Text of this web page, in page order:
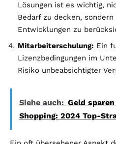
Lösungen ist es wichtig,
Bedarf zu decken,
Entwicklungen zu
Mitarbeiterschulung: Ein
Lizenzbedingungen im
Risiko unbeabsichtigter
Siehe auch: Geld
Shopping: 2024 Top-